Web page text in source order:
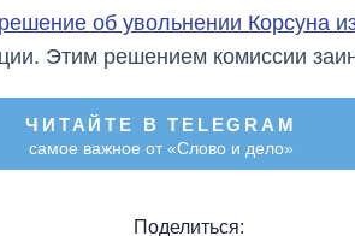
об увольнении Корсуна
Этим решением комиссии
ЧИТАЙТЕ В TELEGRAM
самое важное от «Слово и дело»
Поделиться: